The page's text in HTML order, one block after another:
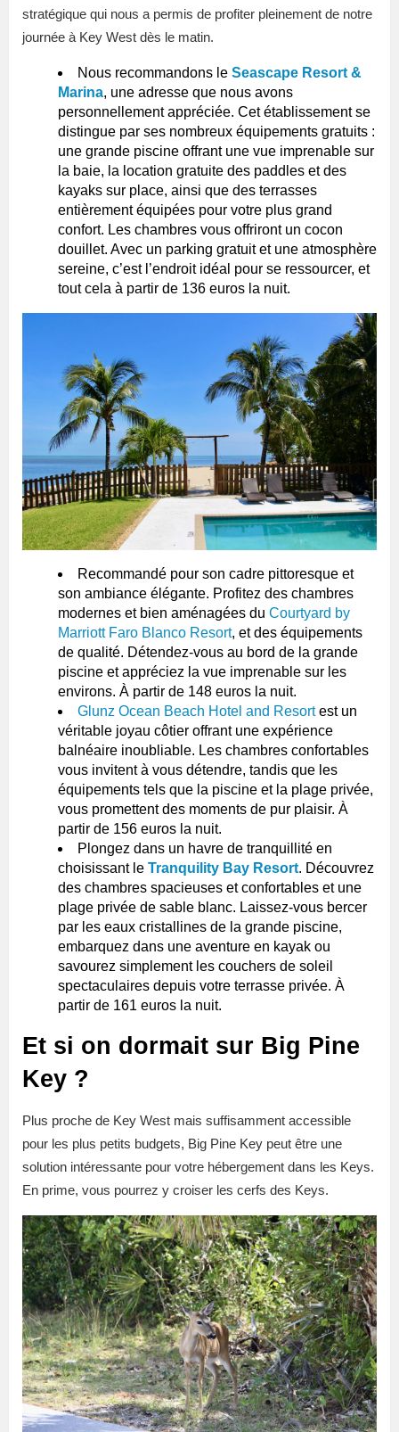
stratégique qui nous a permis de profiter pleinement de notre
journée à Key West dès le matin.
Nous recommandons le Seascape Resort &
Marina, une adresse que nous avons
personnellement appréciée. Cet établissement se
distingue par ses nombreux équipements gratuits :
une grande piscine offrant une vue imprenable sur
la baie, la location gratuite des paddles et des
kayaks sur place, ainsi que des terrasses
entièrement équipées pour votre plus grand
confort. Les chambres vous offriront un cocon
douillet. Avec un parking gratuit et une atmosphère
sereine, c’est l’endroit idéal pour se ressourcer, et
tout cela à partir de 136 euros la nuit.
Recommandé pour son cadre pittoresque et
son ambiance élégante. Profitez des chambres
modernes et bien aménagées du Courtyard by
Marriott Faro Blanco Resort, et des équipements
de qualité. Détendez-vous au bord de la grande
piscine et appréciez la vue imprenable sur les
environs. À partir de 148 euros la nuit.
Glunz Ocean Beach Hotel and Resortest un
véritable joyau côtier offrant une expérience
balnéaire inoubliable. Les chambres confortables
vous invitent à vous détendre, tandis que les
équipements tels que la piscine et la plage privée,
vous promettent des moments de pur plaisir. À
partir de 156 euros la nuit.
Plongez dans un havre de tranquillité en
choisissant le Tranquility Bay Resort. Découvrez
des chambres spacieuses et confortables et une
plage privée de sable blanc. Laissez-vous bercer
par les eaux cristallines de la grande piscine,
embarquez dans une aventure en kayak ou
savourez simplement les couchers de soleil
spectaculaires depuis votre terrasse privée. À
partir de 161 euros la nuit.
Et si on dormait sur Big Pine
Key ?
Plus proche de Key West mais suffisamment accessible
pour les plus petits budgets, Big Pine Key peut être une
solution intéressante pour votre hébergement dans les Keys.
En prime, vous pourrez y croiser les cerfs des Keys.